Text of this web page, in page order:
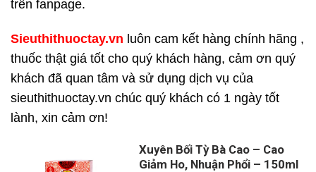
trên fanpage.
Sieuthithuoctay.vn luôn cam kết hàng chính hãng ,
thuốc thật giá tốt cho quý khách hàng, cảm ơn quý
khách đã quan tâm và sử dụng dịch vụ của
sieuthithuoctay.vn chúc quý khách có 1 ngày tốt
lành, xin cảm ơn!
Xuyên Bối Tỳ Bà Cao – Cao
Giảm Ho, Nhuận Phổi – 150ml